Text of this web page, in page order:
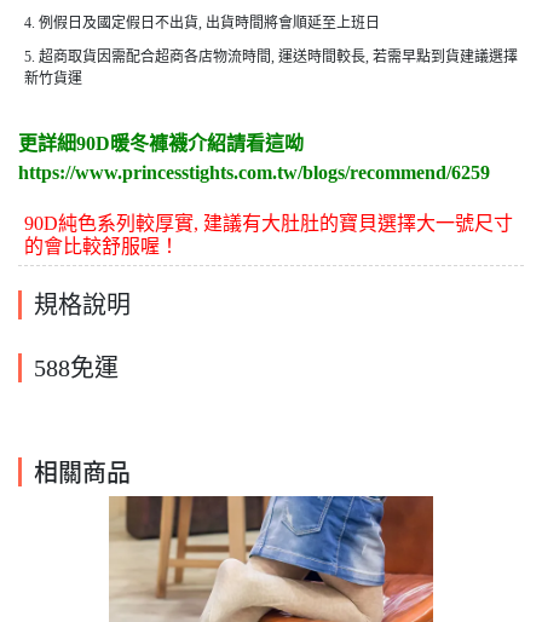
4. 例假日及國定假日不出貨, 出貨時間將會順延至上班日
5. 超商取貨因需配合超商各店物流時間, 運送時間較長, 若需早點到貨建議選擇
新竹貨運
更詳細90D暖冬褲襪介紹請看這呦
https://www.princesstights.com.tw/blogs/recommend/6259
90D純色系列較厚實, 建議有大肚肚的寶貝選擇大一號尺寸
的會比較舒服喔！
規格說明
588免運
相關商品